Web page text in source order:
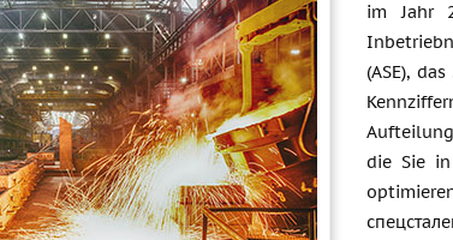
im Jahr
(ASE),
die Sie